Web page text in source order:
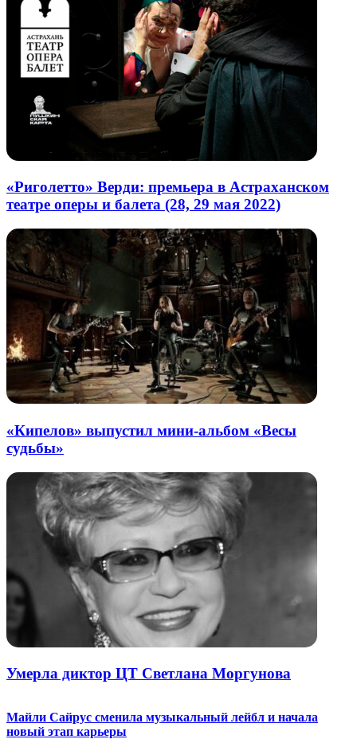
«Риголетто» Верди: премьера в Астраханском
театре оперы и балета (28, 29 мая 2022)
«Кипелов» выпустил мини-альбом «Весы
судьбы»
Умерла диктор ЦТ Светлана Моргунова
Майли Сайрус сменила музыкальный лейбл и начала
новый этап карьеры